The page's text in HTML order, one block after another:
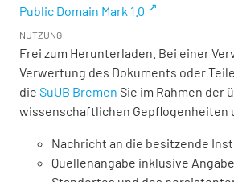
Public Domain Mark 1.0
NUTZUNG
Frei zum Herunterladen. Bei einer
Verwertung des Dokuments oder
die SuUB Bremen Sie im Rahmen der
wissenschaftlichen Gepflogenheiten
Nachricht an die besitzende
Quellenangabe inklusive